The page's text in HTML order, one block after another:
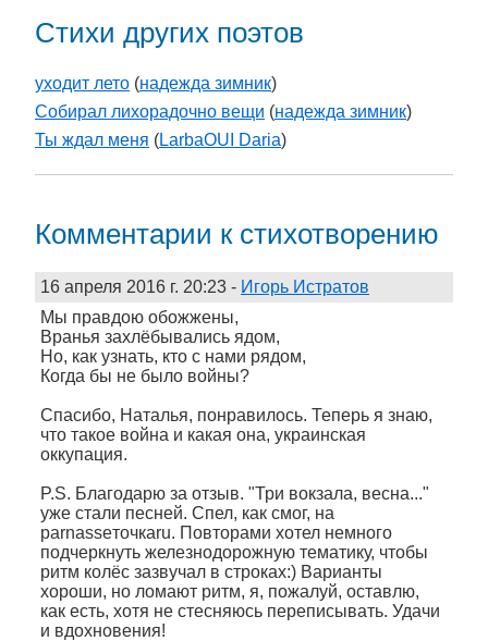
Стихи других поэтов
уходит лето (надежда зимник)
Собирал лихорадочно вещи (надежда зимник)
Ты ждал меня (LarbaOUI Daria)
Комментарии к стихотворению
16 апреля 2016 г. 20:23 - Игорь Истратов
Мы правдою обожжены,
Вранья захлёбывались ядом,
Но, как узнать, кто с нами рядом,
Когда бы не было войны?
Спасибо, Наталья, понравилось. Теперь я знаю,
что такое война и какая она, украинская
оккупация.
P.S. Благодарю за отзыв. "Три вокзала, весна..."
уже стали песней. Спел, как смог, на
parnasseточкаru. Повторами хотел немного
подчеркнуть железнодорожную тематику, чтобы
ритм колёс зазвучал в строках:) Варианты
хороши, но ломают ритм, я, пожалуй, оставлю,
как есть, хотя не стесняюсь переписывать. Удачи
и вдохновения!